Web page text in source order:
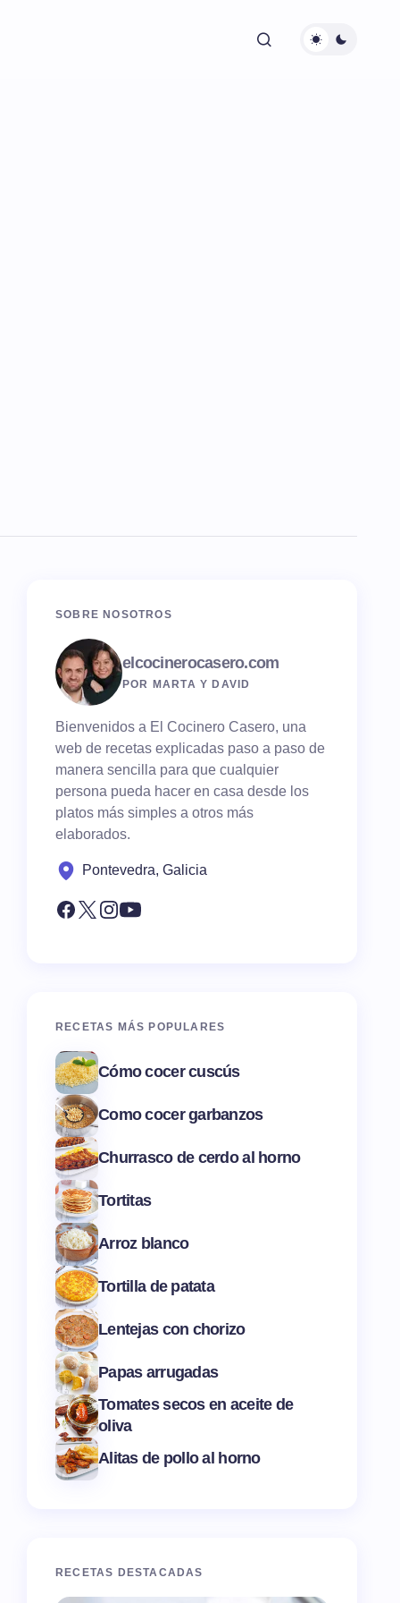
SOBRE NOSOTROS
elcocinerocasero.com
POR MARTA Y DAVID
Bienvenidos a El Cocinero Casero, una
web de recetas explicadas paso a paso de
manera sencilla para que cualquier
persona pueda hacer en casa desde los
platos más simples a otros más
elaborados.
Pontevedra, Galicia
RECETAS MÁS POPULARES
Cómo cocer cuscús
Como cocer garbanzos
Churrasco de cerdo al horno
Tortitas
Arroz blanco
Tortilla de patata
Lentejas con chorizo
Papas arrugadas
Tomates secos en aceite de
oliva
Alitas de pollo al horno
RECETAS DESTACADAS